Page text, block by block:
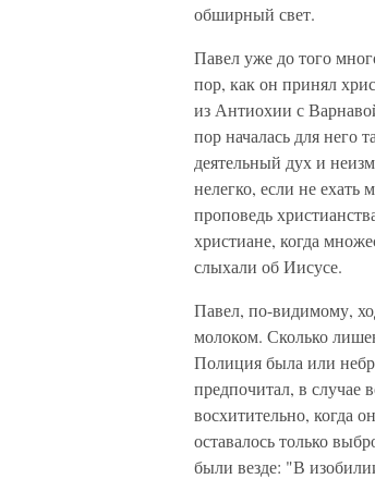
обширный свет.
Павел уже до того
пор, как он принял
из Антиохии с
пор началась для него
деятельный дух и
нелегко, если не
проповедь
христиане, когда
слыхали об Иисусе.
Павел, по-видимому,
молоком. Сколько
Полиция была или
предпочитал, в случае
восхитительно, когда
оставалось только
были везде: "В